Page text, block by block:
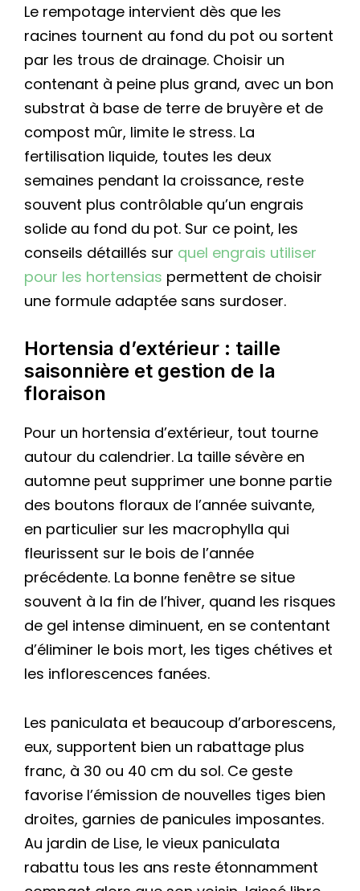
Le rempotage intervient dès que les
racines tournent au fond du pot ou sortent
par les trous de drainage. Choisir un
contenant à peine plus grand, avec un bon
substrat à base de terre de bruyère et de
compost mûr, limite le stress. La
fertilisation liquide, toutes les deux
semaines pendant la croissance, reste
souvent plus contrôlable qu’un engrais
solide au fond du pot. Sur ce point, les
conseils détaillés sur quel engrais utiliser
pour les hortensias permettent de choisir
une formule adaptée sans surdoser.
Hortensia d’extérieur : taille
saisonnière et gestion de la
floraison
Pour un hortensia d’extérieur, tout tourne
autour du calendrier. La taille sévère en
automne peut supprimer une bonne partie
des boutons floraux de l’année suivante,
en particulier sur les macrophylla qui
fleurissent sur le bois de l’année
précédente. La bonne fenêtre se situe
souvent à la fin de l’hiver, quand les risques
de gel intense diminuent, en se contentant
d’éliminer le bois mort, les tiges chétives et
les inflorescences fanées.
Les paniculata et beaucoup d’arborescens,
eux, supportent bien un rabattage plus
franc, à 30 ou 40 cm du sol. Ce geste
favorise l’émission de nouvelles tiges bien
droites, garnies de panicules imposantes.
Au jardin de Lise, le vieux paniculata
rabattu tous les ans reste étonnamment